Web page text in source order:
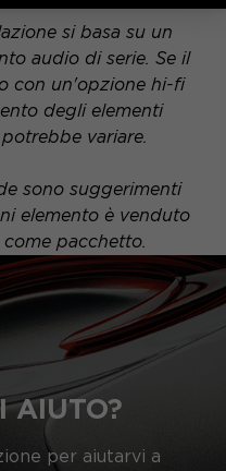
si basa su un
audio di serie. Se il
con un'opzione hi-fi
degli elementi
variare.
sono suggerimenti
elemento è venduto
pacchetto.
AIUTO?
per aiutarvi a